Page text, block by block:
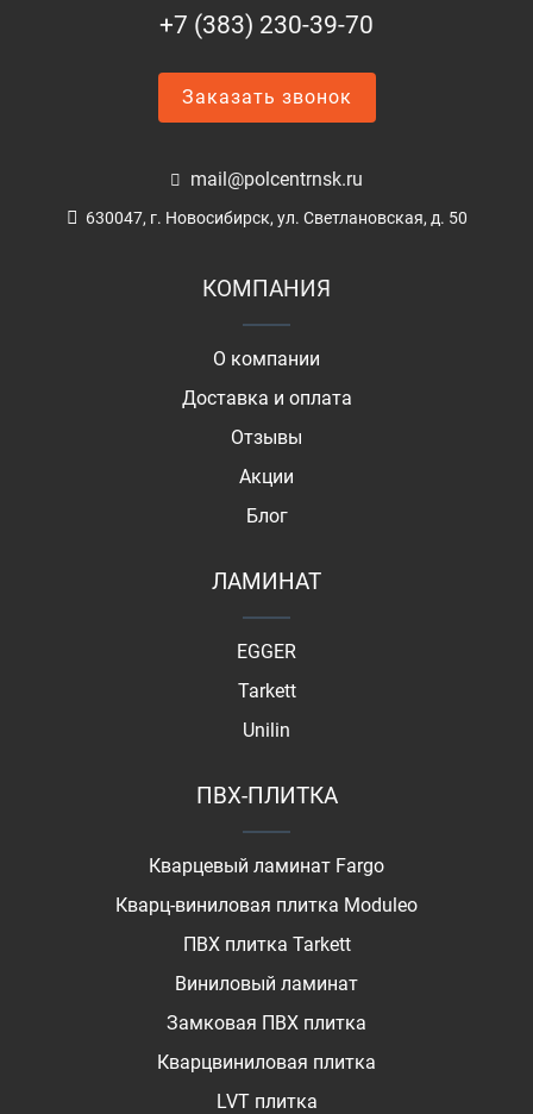
+7 (383) 230-39-70
Заказать звонок
mail@polcentrnsk.ru
630047, г. Новосибирск, ул. Светлановская, д. 50
КОМПАНИЯ
О компании
Доставка и оплата
Отзывы
Акции
Блог
ЛАМИНАТ
EGGER
Tarkett
Unilin
ПВХ-ПЛИТКА
Кварцевый ламинат Fargo
Кварц-виниловая плитка Moduleo
ПВХ плитка Tarkett
Виниловый ламинат
Замковая ПВХ плитка
Кварцвиниловая плитка
LVT плитка